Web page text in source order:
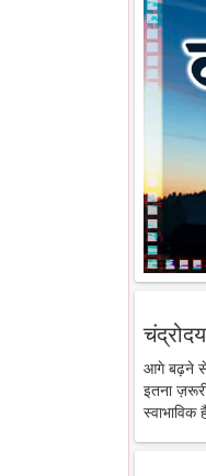
आगे बढ़ने से
इतना